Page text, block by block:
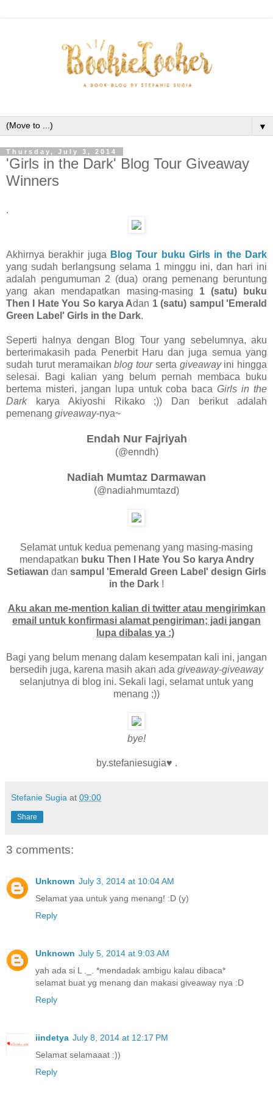
▼
Thursday, July 3, 2014
'Girls in the Dark' Blog Tour Giveaway
Winners
.
Akhirnya berakhir juga Blog Tour buku Girls in the Dark
yang sudah berlangsung selama 1 minggu ini, dan hari ini
adalah pengumuman 2 (dua) orang pemenang beruntung
yang akan mendapatkan masing-masing 1 (satu) buku
Then I Hate You So karya Adan 1 (satu) sampul 'Emerald
Green Label' Girls in the Dark.
Seperti halnya dengan Blog Tour yang sebelumnya, aku
berterimakasih pada Penerbit Haru dan juga semua yang
sudah turut meramaikan blog tourserta giveawayini hingga
selesai. Bagi kalian yang belum pernah membaca buku
bertema misteri, jangan lupa untuk coba bacaGirls in the
Darkkarya Akiyoshi Rikako ;)) Dan berikut adalah
pemenang giveaway-nya~
Endah Nur Fajriyah
(@enndh)
Nadiah Mumtaz Darmawan
(@nadiahmumtazd)
Selamat untuk kedua pemenang yang masing-masing
mendapatkan buku Then I Hate You So karya Andry
Setiawan dan sampul 'Emerald Green Label' design Girls
in the Dark !
Aku akan me-mention kalian di twitter atau mengirimkan
email untuk konfirmasi alamat pengiriman; jadi jangan
lupa dibalas ya :)
Bagi yang belum menang dalam kesempatan kali ini, jangan
bersedih juga, karena masih akan ada giveaway-giveaway
selanjutnya di blog ini. Sekali lagi, selamat untuk yang
menang ;))
bye!
by.stefaniesugia♥ .
Stefanie Sugia at 09:00
Share
3 comments:
Unknown July 3, 2014 at 10:04 AM
Selamat yaa untuk yang menang! :D (y)
Reply
Unknown July 5, 2014 at 9:03 AM
yah ada si L ._. *mendadak ambigu kalau dibaca*
selamat buat yg menang dan makasi giveaway nya :D
Reply
iindetya July 8, 2014 at 12:17 PM
Selamat selamaaat :))
Reply